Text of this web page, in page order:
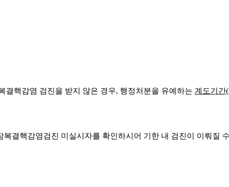
결핵감염 검진을 받지 않은 경우, 행정처분을 유예하는 계도기간
결핵감염검진 미실시자를 확인하시어 기한 내 검진이 이뤄질